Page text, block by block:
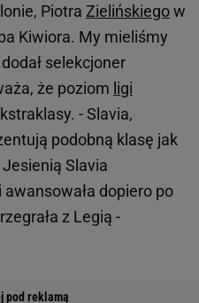
Piotra Zielińskiegow
Kiwiora. My mieliśmy
selekcjoner
że poziom ligi
- Slavia,
podobną klasę jak
Slavia
dopiero po
z Legią -